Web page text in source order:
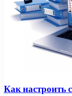
Как настроить